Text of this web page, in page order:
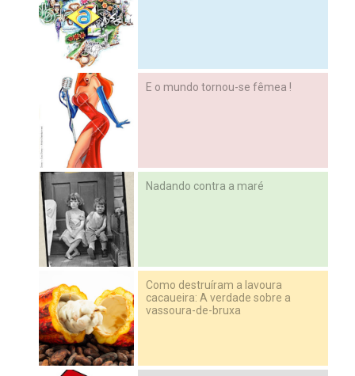
E o mundo tornou-se fêmea !
Nadando contra a maré
Como destruíram a lavoura
cacaueira: A verdade sobre a
vassoura-de-bruxa